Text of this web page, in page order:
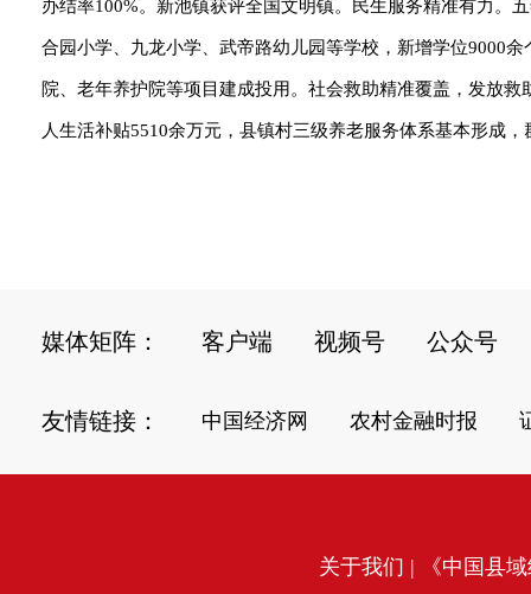
办结率100%。新池镇获评全国文明镇。民生服务精准有力。
合园小学、九龙小学、武帝路幼儿园等学校，新增学位9000
院、老年养护院等项目建成投用。社会救助精准覆盖，发放
人生活补贴5510余万元，县镇村三级养老服务体系基本形成
媒体矩阵： 客户端 视频号 公众号
友情链接： 中国经济网 农村金融时报
关于我们 | 《中国县